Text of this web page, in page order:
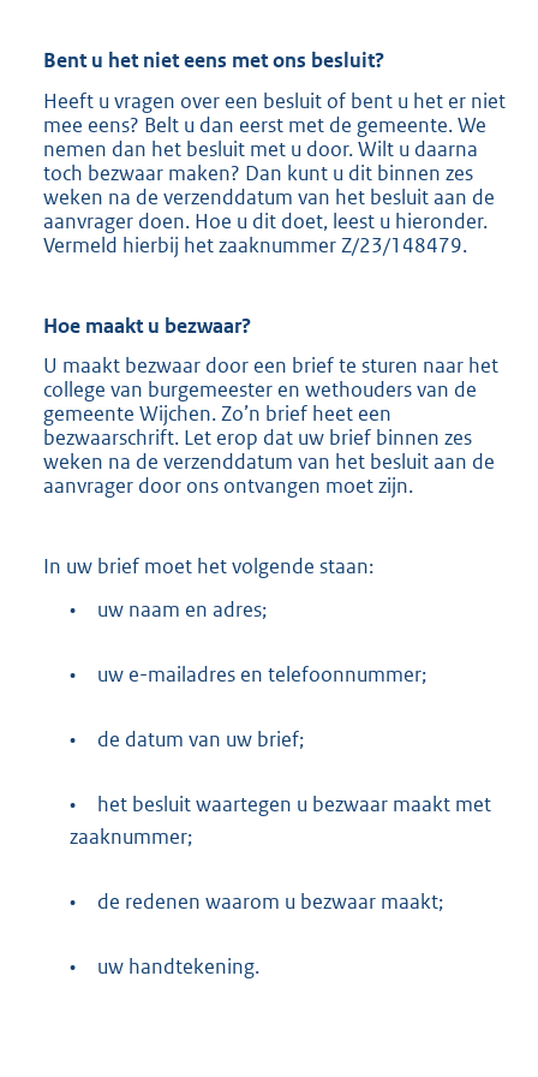
Bent u het niet eens met ons besluit?
Heeft u vragen over een besluit of bent u het er niet
mee eens? Belt u dan eerst met de gemeente. We
nemen dan het besluit met u door. Wilt u daarna
toch bezwaar maken? Dan kunt u dit binnen zes
weken na de verzenddatum van het besluit aan de
aanvrager doen. Hoe u dit doet, leest u hieronder.
Vermeld hierbij het zaaknummer Z/23/148479.
Hoe maakt u bezwaar?
U maakt bezwaar door een brief te sturen naar het
college van burgemeester en wethouders van de
gemeente Wijchen. Zo’n brief heet een
bezwaarschrift. Let erop dat uw brief binnen zes
weken na de verzenddatum van het besluit aan de
aanvrager door ons ontvangen moet zijn.
In uw brief moet het volgende staan:
•
uw naam en adres;
• uw e-mailadres en telefoonnummer;
• de datum van uw brief;
•
het besluit waartegen u bezwaar maakt met
zaaknummer;
• de redenen waarom u bezwaar maakt;
• uw handtekening.